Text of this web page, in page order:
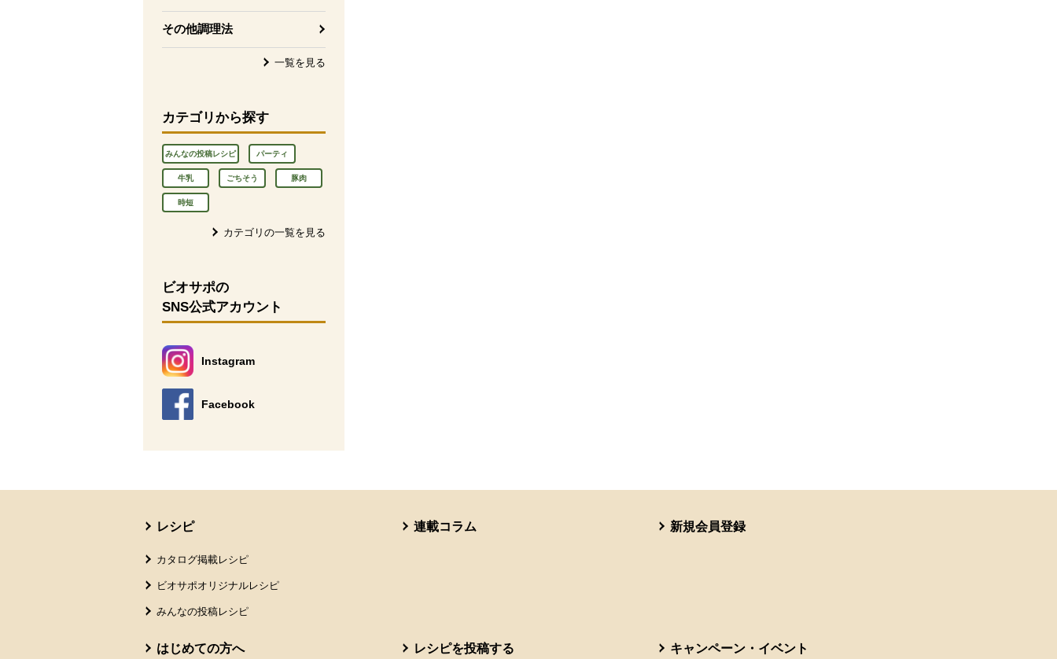
その他調理法
一覧を見る
カテゴリから探す
みんなの投稿レシピ パーティ
牛乳 ごちそう 豚肉
時短
カテゴリの一覧を見る
ビオサポの
SNS公式アカウント
Instagram
別のウィンドウで開きます。
Facebook
別のウィンドウで開きます。
レシピ
カタログ掲載レシピ
ビオサポオリジナルレシピ
みんなの投稿レシピ
連載コラム 新規会員登録
はじめての方へ レシピを投稿する キャンペーン・イベント